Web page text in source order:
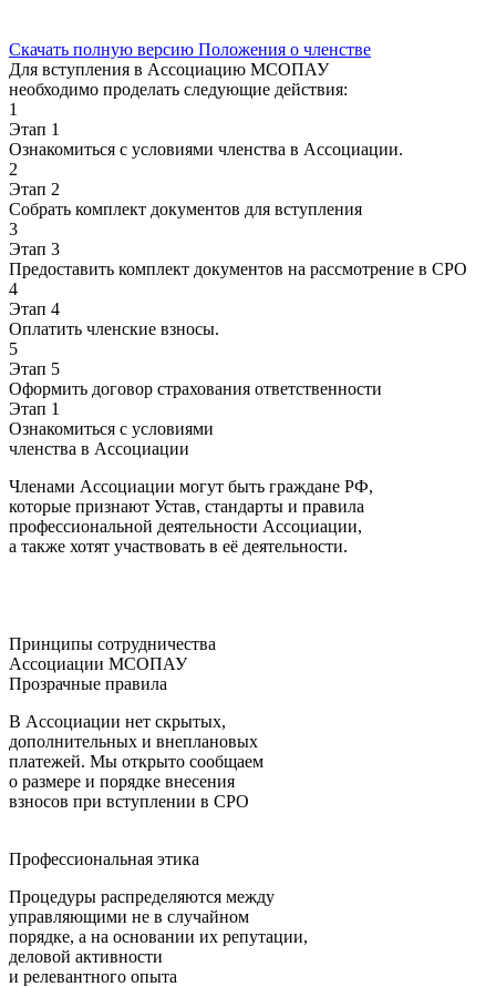
Скачать полную версию Положения о членстве
Для вступления в Ассоциацию МСОПАУ
необходимо проделать следующие действия:
1
Этап 1
Ознакомиться с условиями членства в Ассоциации.
2
Этап 2
Собрать комплект документов для вступления
3
Этап 3
Предоставить комплект документов на рассмотрение в СРО
4
Этап 4
Оплатить членские взносы.
5
Этап 5
Оформить договор страхования ответственности
Этап 1
Ознакомиться с условиями
членства в Ассоциации
Членами Ассоциации могут быть граждане РФ,
которые признают Устав, стандарты и правила
профессиональной деятельности Ассоциации,
а также хотят участвовать в её деятельности.
Принципы сотрудничества
Ассоциации МСОПАУ
Прозрачные правила
В Ассоциации нет скрытых,
дополнительных и внеплановых
платежей. Мы открыто сообщаем
о размере и порядке внесения
взносов при вступлении в СРО
Профессиональная этика
Процедуры распределяются между
управляющими не в случайном
порядке, а на основании их репутации,
деловой активности
и релевантного опыта